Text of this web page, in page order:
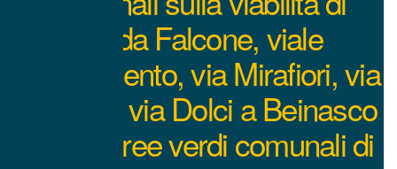
strada Falcone, viale
Risorgimento, via Mirafiori, via
Schifani, via Dolci a Beinasco
e delle aree verdi comunali di